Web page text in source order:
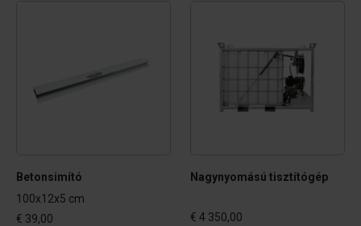
Betonsimító
100x12x5 cm
€ 39,00
Nagynyomású tisztítógép
€ 4 350,00